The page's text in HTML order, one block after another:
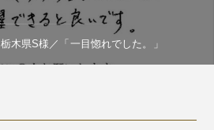
栃木県S様／「一目惚れでした。」